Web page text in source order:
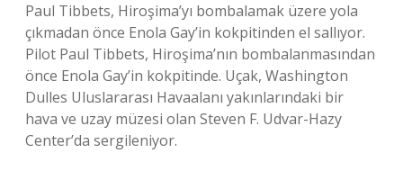
Paul Tibbets, Hiroşima’yı bombalamak üzere yola
çıkmadan önce Enola Gay’in kokpitinden el sallıyor.
Pilot Paul Tibbets, Hiroşima’nın bombalanmasından
önce Enola Gay’in kokpitinde. Uçak, Washington
Dulles Uluslararası Havaalanı yakınlarındaki bir
hava ve uzay müzesi olan Steven F. Udvar-Hazy
Center’da sergileniyor.